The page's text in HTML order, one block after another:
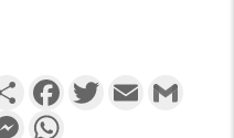
PartagerFacebookTwitterEmail
Messenger